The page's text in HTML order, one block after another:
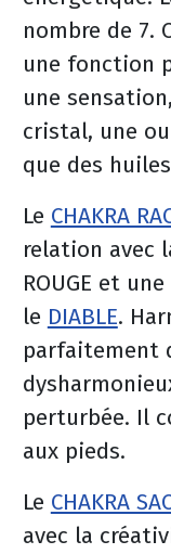
nombre de 7.
une fonction
une
cristal, une
que des
Le CHAKRA
relation avec
ROUGE et
le DIABLE.
parfaitement
perturbée. Il
aux pieds.
Le CHAKRA
avec la